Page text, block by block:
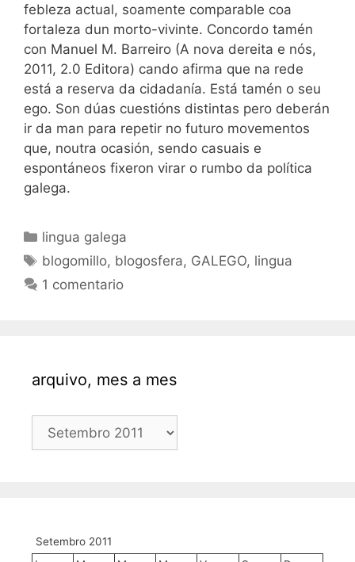
febleza actual, soamente comparable coa
fortaleza dun morto-vivinte. Concordo tamén
con Manuel M. Barreiro (A nova dereita e nós,
2011, 2.0 Editora) cando afirma que na rede
está a reserva da cidadanía. Está tamén o seu
ego. Son dúas cuestións distintas pero deberán
ir da man para repetir no futuro movementos
que, noutra ocasión, sendo casuais e
espontáneos fixeron virar o rumbo da política
galega.
Categorías
lingua galega
Etiquetas
blogomillo, blogosfera, GALEGO, lingua
1 comentario
arquivo, mes a mes
arquivo,
mes
Setembro 2011